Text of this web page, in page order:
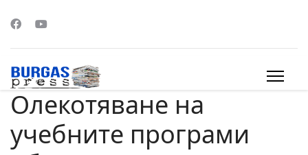
Олекотяване на
учебните програми